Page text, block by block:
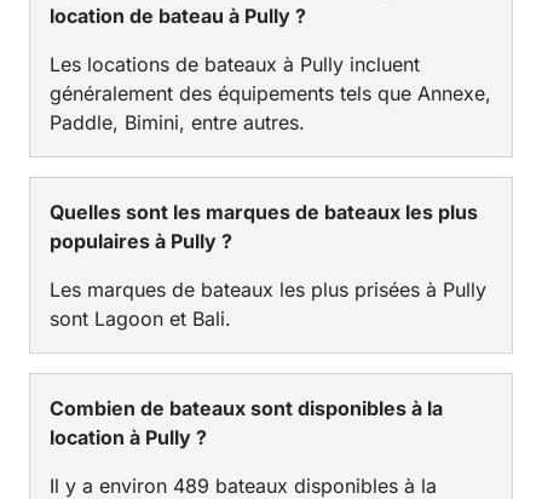
location de bateau à Pully ?
Les locations de bateaux à Pully incluent
généralement des équipements tels que Annexe,
Paddle, Bimini, entre autres.
Quelles sont les marques de bateaux les plus
populaires à Pully ?
Les marques de bateaux les plus prisées à Pully
sont Lagoon et Bali.
Combien de bateaux sont disponibles à la
location à Pully ?
Il y a environ 489 bateaux disponibles à la